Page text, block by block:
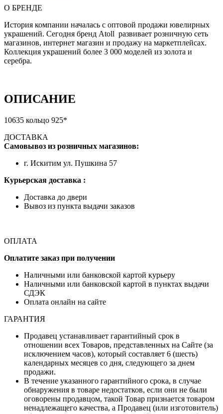
О БРЕНДЕ
История компании началась с оптовой продажи ювелирных
украшений. Сегодня бренд Atoll развивает розничную сеть
магазинов, интернет магазин и продажу на маркетплейсах.
Коллекция украшений более 3 000 моделей из золота и
серебра.
ОПИСАНИЕ
10635 кольцо 925*
ДОСТАВКА
Самовывоз из розничных магазинов:
г. Искитим ул. Пушкина 57
Курьерская доставка :
Доставка до двери
Вывоз из пункта выдачи заказов
ОПЛАТА
Оплатите заказ при получении
Наличными или банковской картой курьеру
Наличными или банковской картой в пунктах выдачи
СДЭК
Оплата онлайн на сайте
ГАРАНТИЯ
Продавец устанавливает гарантийный срок в
отношении всех Товаров, представленных на Сайте (за
исключением часов), который составляет 6 (шесть)
календарных месяцев со дня, следующего за днем
продажи.
В течение указанного гарантийного срока, в случае
обнаружения в товаре недостатков, если они не были
оговорены продавцом, такой Товар признается товаром
ненадлежащего качества, а Продавец (или изготовитель)